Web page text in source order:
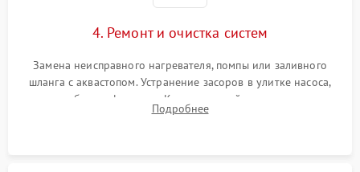
4. Ремонт и очистка систем
Замена неисправного нагревателя, помпы или заливного
шланга с аквастопом. Устранение засоров в улитке насоса,
патрубках и фильтрах. Компонентный ремонт платы
управления, восстановление поврежденной проводки.
Подробнее